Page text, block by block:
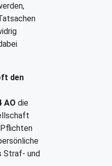
den
AO die
Straf- und